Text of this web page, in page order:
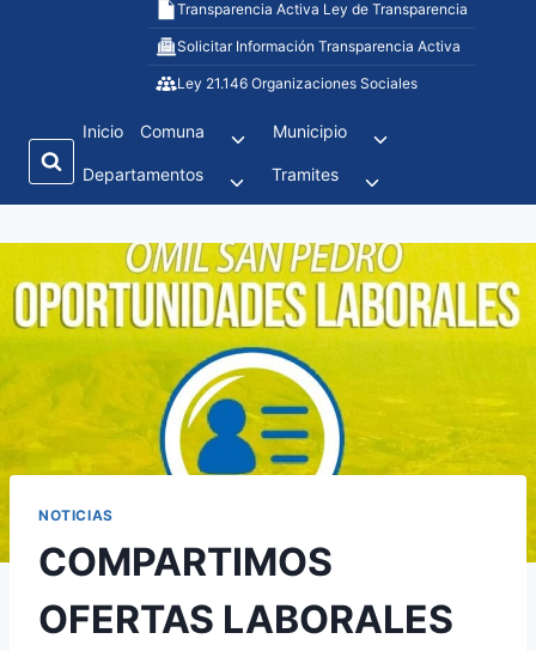
Transparencia Activa Ley de Transparencia
Solicitar Información Transparencia Activa
Ley 21.146 Organizaciones Sociales
Inicio Comuna Municipio
Departamentos Tramites
NOTICIAS
COMPARTIMOS
OFERTAS LABORALES